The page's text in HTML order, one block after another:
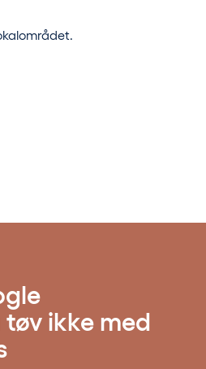
ikke med